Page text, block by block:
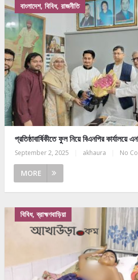
বাংলাদেশ, বিবিধ, রাজনীতি
প্রতিষ্ঠাবার্ষিকীতে ফুল নিয়ে বিএনপির কার্যালয়ে
September 2, 2025 akhaura No
MORE
বিবিধ, ব্রাহ্মণবাড়িয়া